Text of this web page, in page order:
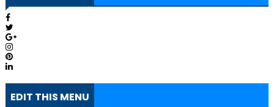
EDIT THIS MENU